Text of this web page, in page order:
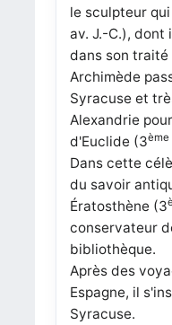
le sculpteur
av. J.-C.), dont
dans son traité
Archimède
Syracuse et
Alexandrie
d'Euclide (3ème
Dans cette
du savoir
Ératosthène (3
conservateur
bibliothèque.
Après des
Espagne, il
Syracuse.